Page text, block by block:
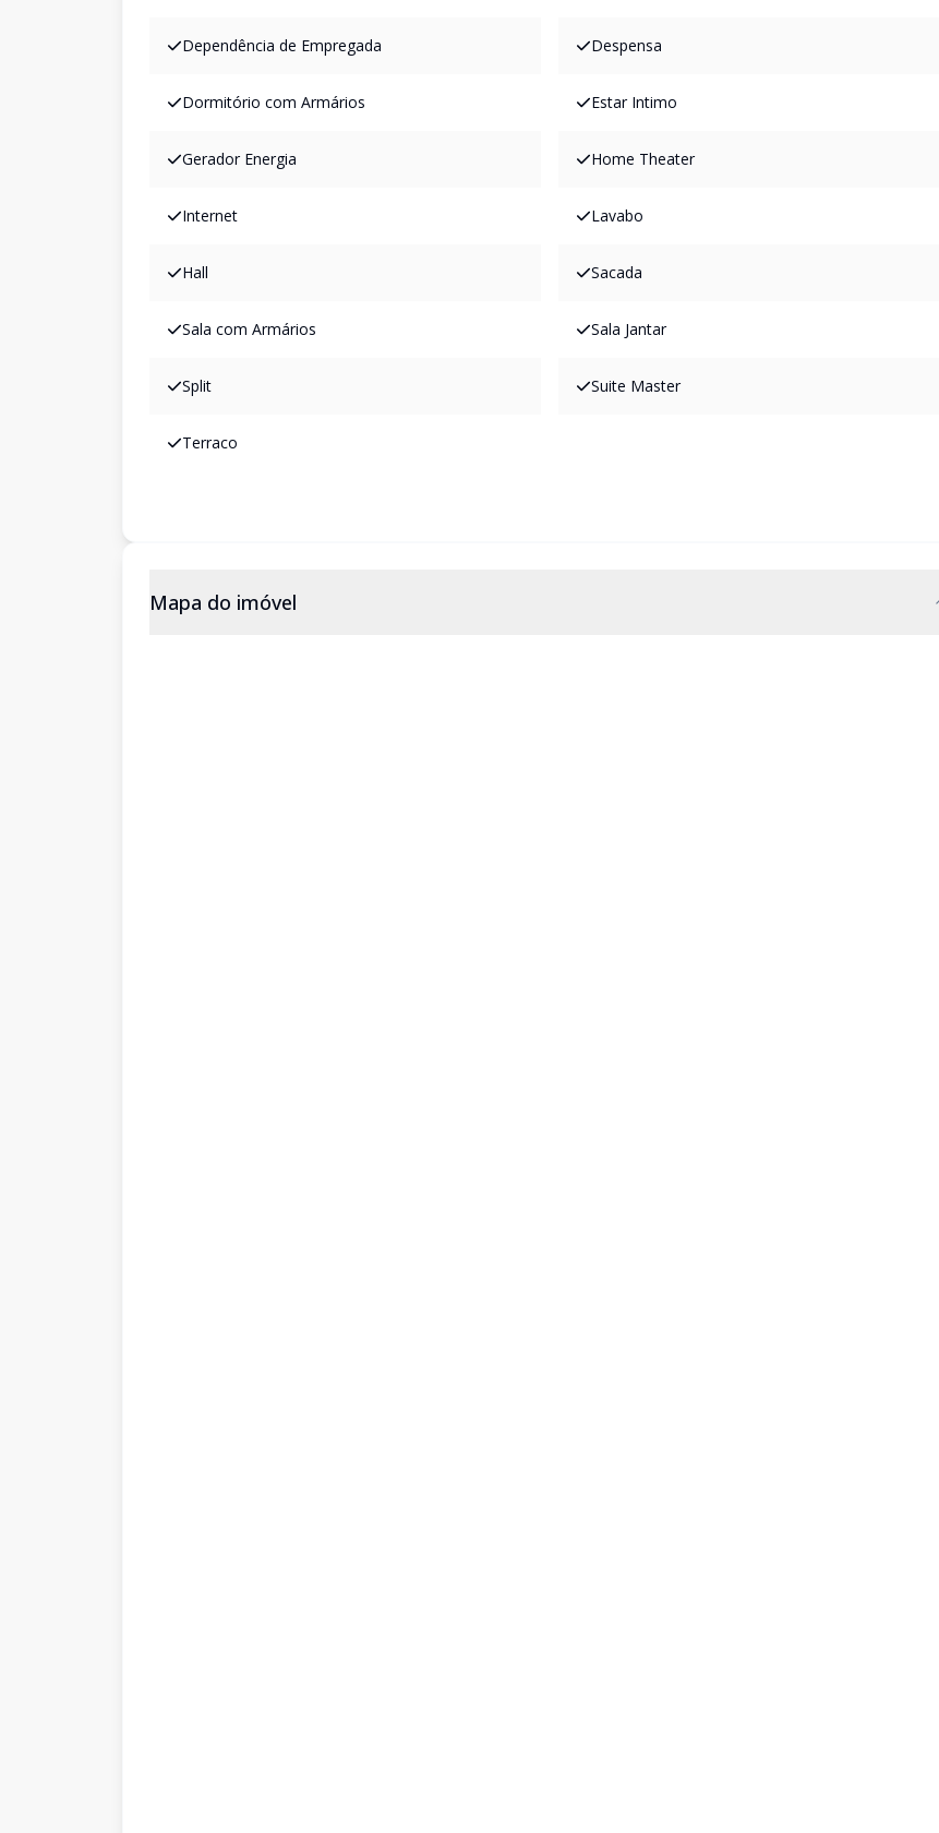
Dependência de Empregada Despensa
Dormitório com Armários Estar Intimo
Gerador Energia Home Theater
Internet Lavabo
Hall Sacada
Sala com Armários Sala Jantar
Split Suite Master
Terraco
Mapa do imóvel